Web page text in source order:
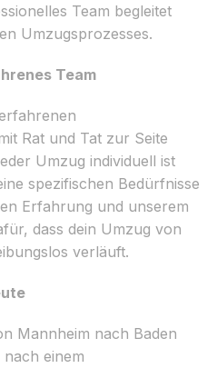
Team begleitet
Umzugsprozesses.
Team
Rat und Tat zur Seite
Umzug individuell ist
spezifischen Bedürfnisse
Erfahrung und unserem
dass dein Umzug von
verläuft.
Mannheim nach Baden
einem